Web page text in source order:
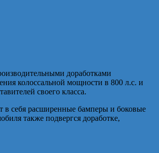
доработками
колоссальной мощности в 800 л.с. и
своего класса.
в себя расширенные бамперы и боковые
также подвергся доработке,